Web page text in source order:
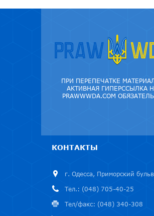
ПРИ ПЕРЕПЕЧАТКЕ
АКТИВНАЯ ГИПЕРССЫЛКА
PRAWWWDA.COM
КОНТАКТЫ
г. Одесса, Приморский
Тел.: (048) 705-40-25
Тел/факс: (048) 340-308